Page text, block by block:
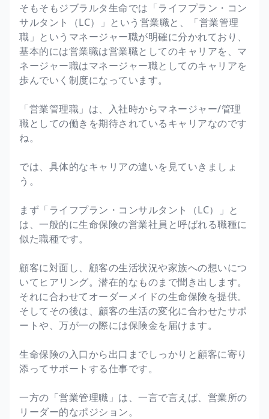
そもそもジブラルタ生命では「ライフプラン・コン
サルタント（LC）」という営業職と、「営業管理
職」というマネージャー職が明確に分かれており、
基本的には営業職は営業職としてのキャリアを、マ
ネージャー職はマネージャー職としてのキャリアを
歩んでいく制度になっています。
「営業管理職」は、入社時からマネージャー/管理
職としての働きを期待されているキャリアなのです
ね。
では、具体的なキャリアの違いを見ていきましょ
う。
まず「ライフプラン・コンサルタント（LC）」と
は、一般的に生命保険の営業社員と呼ばれる職種に
似た職種です。
顧客に対面し、顧客の生活状況や家族への想いにつ
いてヒアリング。潜在的なものまで聞き出します。
それに合わせてオーダーメイドの生命保険を提供。
そしてその後は、顧客の生活の変化に合わせたサポ
ートや、万が一の際には保険金を届けます。
生命保険の入口から出口までしっかりと顧客に寄り
添ってサポートする仕事です。
一方の「営業管理職」は、一言で言えば、営業所の
リーダー的なポジション。